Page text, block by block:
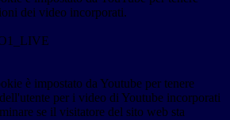
dei video incorporati.
è impostato da Youtube per tenere
per i video di Youtube incorporati
se il visitatore del sito web sta